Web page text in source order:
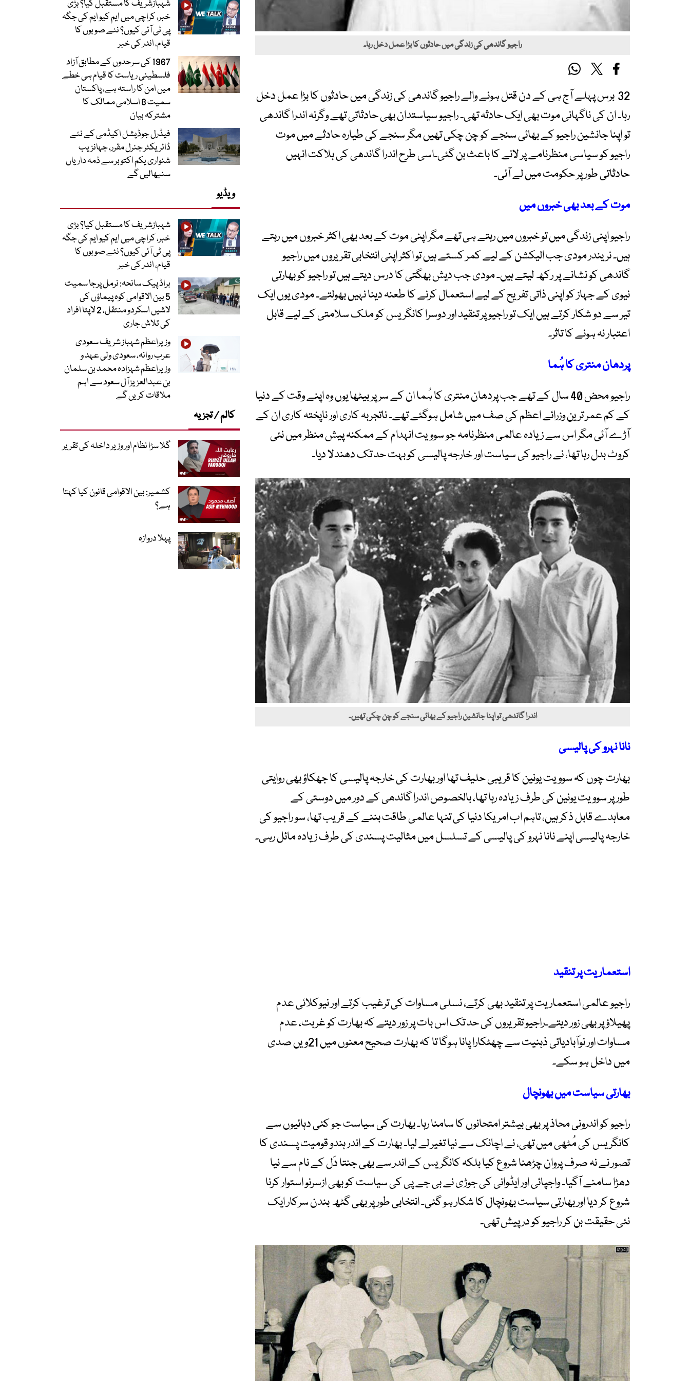
راجیو گاندھی کی زندگی میں حادثوں کا بڑا عمل دخل رہا۔
32 برس پہلے آج ہی کے دن قتل ہونے والے راجیو گاندھی کی زندگی میں حادثوں کا بڑا عمل دخل
رہا۔ ان کی ناگہانی موت بھی ایک حادثہ تھی۔ راجیو سیاستدان بھی حادثاتی تھے وگرنہ اندرا گاندھی
تو اپنا جانشین راجیو کے بھائی سنجے کو چن چکی تھیں مگر سنجے کی طیارہ حادثے میں موت
راجیو کو سیاسی منظرنامے پر لانے کا باعث بن گئی۔اسی طرح اندرا گاندھی کی ہلاکت انہیں
حادثاتی طور پر حکومت میں لے آئی۔
موت کے بعد بھیخبروں میں
راجیو اپنی زندگی میں تو خبروں میں رہتے ہی تھے مگر اپنی موت کے بعد بھی اکثر خبروں میں رہتے
ہیں۔ نریندر مودی جب الیکشن کے لیے کمر کستے ہیں تو اکثر اپنی انتخابی تقریروں میں راجیو
گاندھی کو نشانے پر رکھ لیتے ہیں۔ مودی جب دیش بھگتی کا درس دیتے ہیں تو راجیو کو بھارتی
نیوی کے جہاز کو اپنی ذاتی تفریح کے لیے استعمال کرنے کا طعنہ دینا نہیں بھولتے۔ مودی یوں ایک
تیر سے دو شکار کرتے ہیں ایک تو راجیو پر تنقید اور دوسرا کانگریس کو ملک سلامتی کے لیے قابل
اعتبار نہ ہونے کا تاثر۔
پردھان منتری کا ہُما
راجیو محض 40 سال کے تھے جب پردھان منتری کا ہُما ان کے سر پر بیٹھا یوں وہ اپنے وقت کے دنیا
کے کم عمر ترین وزرائے اعظم کی صف میں شامل ہوگئے تھے۔ ناتجربہ کاری اور ناپختہ کاری ان کے
آڑے آئی مگر اس سے زیادہ عالمی منظرنامہ جو سوویت انہدام کے ممکنہ پیش منظر میں نئی
کروٹ بدل رہا تھا، نے راجیو کی سیاست اور خارجہ پالیسی کو بہت حد تک دھندلا دیا۔
اندرا گاندھی تو اپنا جانشین راجیو کے بھائی سنجے کو چن چکی تھیں۔
نانا نہرو کی پالیسی
بھارت چوں کہ سوویت یونین کا قریبی حلیف تھا اور بھارت کی خارجہ پالیسی کا جھکاؤ بھی روایتی
طور پر سوویت یونین کی طرف زیادہ رہا تھا، بالخصوص اندرا گاندھی کے دور میں دوستی کے
معاہدے قابل ذکر ہیں، تاہم اب امریکا دنیا کی تنہا عالمی طاقت بننے کے قریب تھا، سو راجیو کی
خارجہ پالیسی اپنے نانا نہرو کی پالیسی کے تسلسل میں مثالیت پسندی کی طرف زیادہ مائل رہی۔
استعماریت پر تنقید
راجیو عالمی استعماریت پر تنقید بھی کرتے، نسلی مساوات کی ترغیب کرتے اور نیوکلائی عدم
پھیلاؤ پر بھی زور دیتے۔راجیو تقریروں کی حد تک اس بات پر زور دیتے کہ بھارت کو غربت، عدم
مساوات اور نوآبادیاتی ذہنیت سے چھٹکارا پانا ہوگا تا کہ بھارت صحیح معنوں میں 21ویں صدی
میں داخل ہو سکے۔
بھارتی سیاست میں بھونچال
راجیو کو اندرونی محاذ پر بھی بیشتر امتحانوں کا سامنا رہا۔ بھارت کی سیاست جو کئی دہائیوں سے
کانگریس کی مُٹھی میں تھی، نے اچانک سے نیا تغیر لے لیا۔ بھارت کے اندر ہندو قومیت پسندی کا
تصور نے نہ صرف پروان چڑھنا شروع کیا بلکہ کانگریس کے اندر سے بھی جنتا دَل کے نام سے نیا
دھڑا سامنے آگیا۔ واجپائی اور ایڈوانی کی جوڑی نے بی جے پی کی سیاست کو بھی ازسرنو استوار کرنا
شروع کر دیا اور بھارتی سیاست بھونچال کا شکار ہو گئی۔ انتخابی طور پر بھی گٹھ بندن سرکار ایک
نئی حقیقت بن کر راجیو کو درپیش تھی۔
شہبازشریف کا مستقبل کیا؟ بڑی
خبر، کراچی میں ایم کیو ایم کی جگہ
پی ٹی آئی کیوں؟ نئے صوبوں کا
قیام، اندر کی خبر
1967 کی سرحدوں کے مطابق آزاد
فلسطینی ریاست کا قیام ہی خطے
میں امن کا راستہ ہے، پاکستان
سمیت 8 اسلامی ممالک کا
مشترکہ بیان
فیڈرل جوڈیشل اکیڈمی کے نئے
ڈائریکٹر جنرل مقرر، جہانزیب
شنواری یکم اکتوبر سے ذمہ داریاں
سنبھالیں گے
ویڈیو
شہبازشریف کا مستقبل کیا؟ بڑی
خبر، کراچی میں ایم کیو ایم کی جگہ
پی ٹی آئی کیوں؟ نئے صوبوں کا
قیام، اندر کی خبر
براڈ پیک سانحہ: نرمل پرجا سمیت
5 بین الاقوامی کوہ پیماؤں کی
لاشیں اسکردو منتقل، 2 لاپتا افراد
کی تلاش جاری
وزیراعظم شہباز شریف سعودی
عرب روانہ، سعودی ولی عہد و
وزیراعظم شہزادہ محمد بن سلمان
بن عبدالعزیز آل سعود سے اہم
ملاقات کریں گے
کالم / تجزیہ
گلا سڑا نظام اور وزیر داخلہ کی تقریر
کشمیر: بین الاقوامی قانون کیا کہتا
ہے؟
پہلا دروازہ